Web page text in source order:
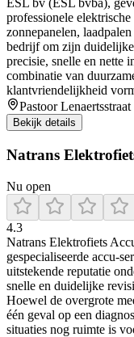
ESL bv (ESL bvba),
professionele
zonnepanelen,
bedrijf om zijn
precisie, snelle en nette
combinatie van
klantvriendelijkheid
Pastoor
Bekijk details
Natrans
Nu open
4.3
Natrans Elektrofiets
gespecialiseerde accu-
uitstekende reputatie
snelle en duidelijke
Hoewel de overgrote
één geval op een
situaties nog ruimte is